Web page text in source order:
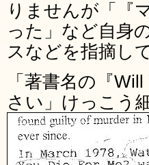
りませんが「『
った」など自身
スなどを指摘し
「著書名の『
さい」けっこう